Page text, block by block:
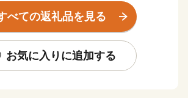
あふれています。
度とも言われる渋谷駅周辺のまちづく
時代も文化の発信地である渋谷区の魅
みいただけるような返礼品をご用意し
べての返礼品を見る
お気に入りに追加する